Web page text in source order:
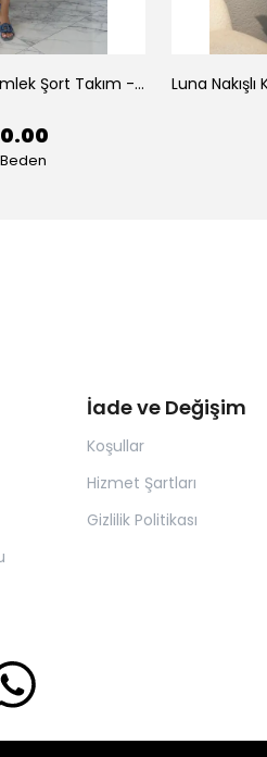
Luna Nakışlı Keten Gömlek Şort Takım - Beyaz
İade ve Değişim
Koşullar
Hizmet Şartları
Gizlilik Politikası